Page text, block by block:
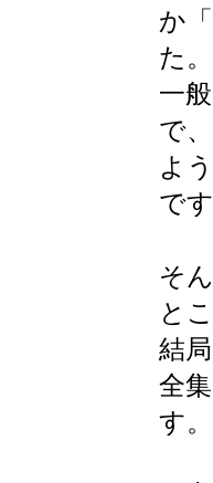
か
た。
一
で
よ
で
そ
と
結
全
す